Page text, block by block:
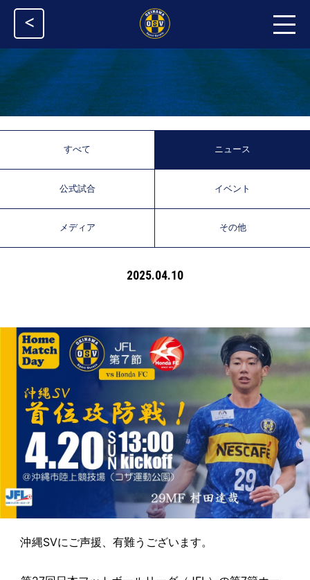
<
すべて ニュース
公式試合 イベント
メディア その他
2025.04.10
沖縄SVにご声援、有難うございます。